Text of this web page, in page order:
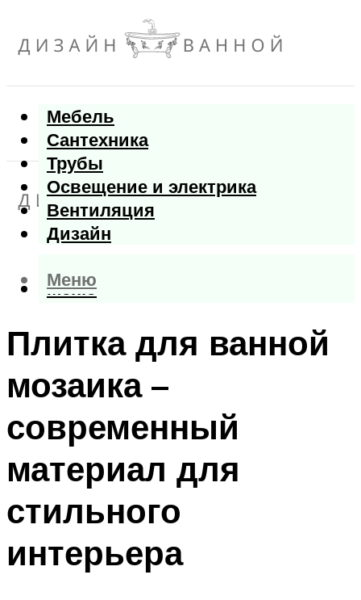
Мебель
Сантехника
Трубы
Освещение и электрика
Вентиляция
Дизайн
Меню
Меню
Плитка для ванной
мозаика –
современный
материал для
стильного
интерьера